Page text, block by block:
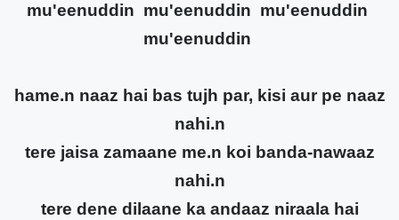
mu'eenuddin mu'eenuddin mu'eenuddin
mu'eenuddin
hame.n naaz hai bas tujh par, kisi aur pe naaz
nahi.n
tere jaisa zamaane me.n koi banda-nawaaz
nahi.n
tere dene dilaane ka andaaz niraala hai